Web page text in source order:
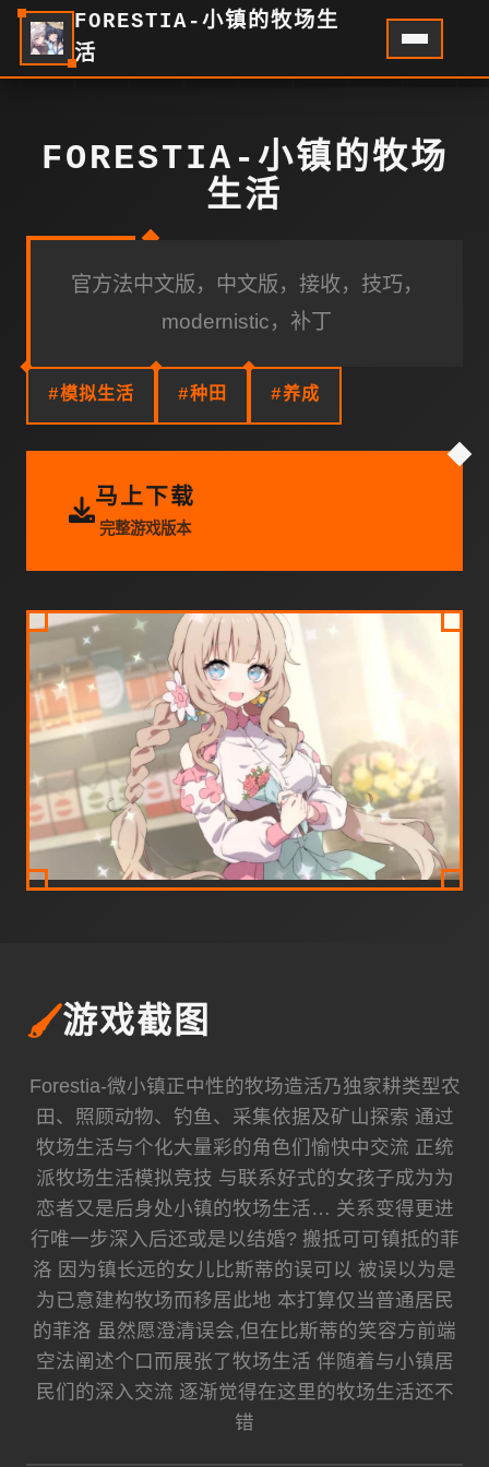
FORESTIA-小镇的牧场生
活
FORESTIA-小镇的牧场
生活
官方法中文版，中文版，接收，技巧，
modernistic，补丁
#模拟生活 #种田 #养成
马上下载
完整游戏版本
🖌️游戏截图
Forestia-微小镇正中性的牧场造活乃独家耕类型农
田、照顾动物、钓鱼、采集依据及矿山探索 通过
牧场生活与个化大量彩的角色们愉快中交流 正统
派牧场生活模拟竞技 与联系好式的女孩子成为为
恋者又是后身处小镇的牧场生活… 关系变得更进
行唯一步深入后还或是以结婚? 搬抵可可镇抵的菲
洛 因为镇长远的女儿比斯蒂的误可以 被误以为是
为已意建构牧场而移居此地 本打算仅当普通居民
的菲洛 虽然愿澄清误会,但在比斯蒂的笑容方前端
空法阐述个口而展张了牧场生活 伴随着与小镇居
民们的深入交流 逐渐觉得在这里的牧场生活还不
错